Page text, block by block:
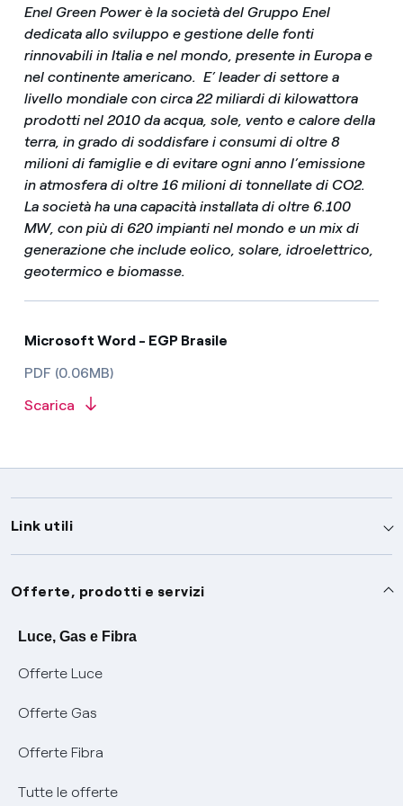
Enel Green Power è la società del Gruppo Enel
dedicata allo sviluppo e gestione delle fonti
rinnovabili in Italia e nel mondo, presente in Europa e
nel continente americano. E’ leader di settore a
livello mondiale con circa 22 miliardi di kilowattora
prodotti nel 2010 da acqua, sole, vento e calore della
terra, in grado di soddisfare i consumi di oltre 8
milioni di famiglie e di evitare ogni anno l’emissione
in atmosfera di oltre 16 milioni di tonnellate di CO2.
La società ha una capacità installata di oltre 6.100
MW, con più di 620 impianti nel mondo e un mix di
generazione che include eolico, solare, idroelettrico,
geotermico e biomasse.
Microsoft Word - EGP Brasile
PDF (0.06MB)
Scarica
Link utili
Assistenza
Avvisi
SOS luce e gas
Conciliazioni e risoluzione delle controversie
Negoziazione paritetica
Informazioni Sisma
Servizi
Moduli e documenti
Documenti Fibra
Offerte, prodotti e servizi
Luce, Gas e Fibra
Offerte Luce
Offerte Gas
Offerte Fibra
Tutte le offerte